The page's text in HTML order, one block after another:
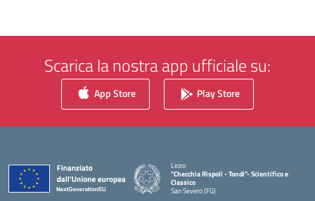
Scarica la nostra app ufficiale su:
App Store Play Store
Liceo
"Checchia Rispoli - Tondi"- Scientifico e
Classico
San Severo (FG)